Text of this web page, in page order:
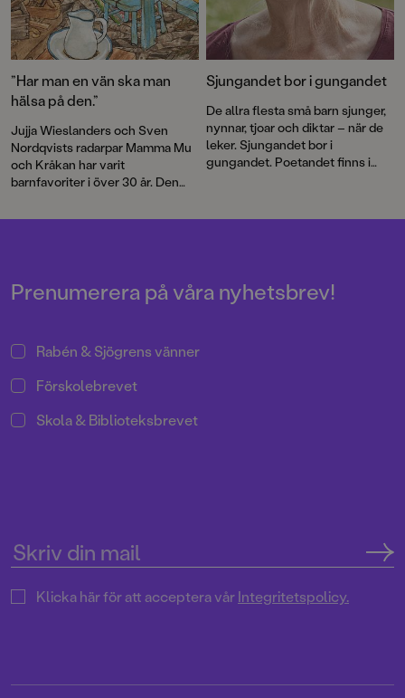
”Har man en vän ska man
hälsa på den.”
Jujja Wieslanders och Sven
Nordqvists radarpar Mamma Mu
och Kråkan har varit
barnfavoriter i över 30 år. Den
ledsenär en varm berättelse om
Sjungandet bor i gungandet
De allra flesta små barn sjunger,
nynnar, tjoar och diktar – när de
leker. Sjungandet bor i
gungandet. Poetandet finns i
Prenumerera på våra nyhetsbrev!
Rabén & Sjögrens vänner
Förskolebrevet
Skola & Biblioteksbrevet
Klicka här för att acceptera vårIntegritetspolicy.